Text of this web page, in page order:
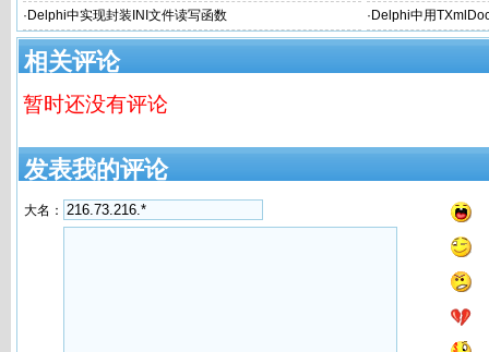
· Delphi中实现封装INI文件读写函数 · Delphi中用
相关评论
暂时还没有评论
发表我的评论
大名：